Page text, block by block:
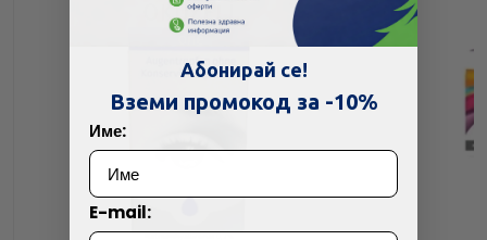
Абонирай се!
Вземи промокод за -10%
Име:
E-mail: